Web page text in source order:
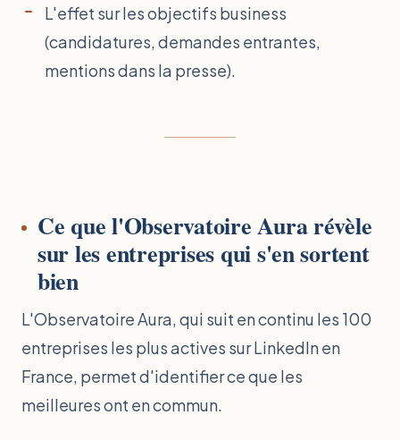
L'effet sur les objectifs business
(candidatures, demandes entrantes,
mentions dans la presse).
Ce que l'Observatoire Aura révèle
sur les entreprises qui s'en sortent
bien
L'Observatoire Aura, qui suit en continu les 100
entreprises les plus actives sur LinkedIn en
France, permet d'identifier ce que les
meilleures ont en commun.